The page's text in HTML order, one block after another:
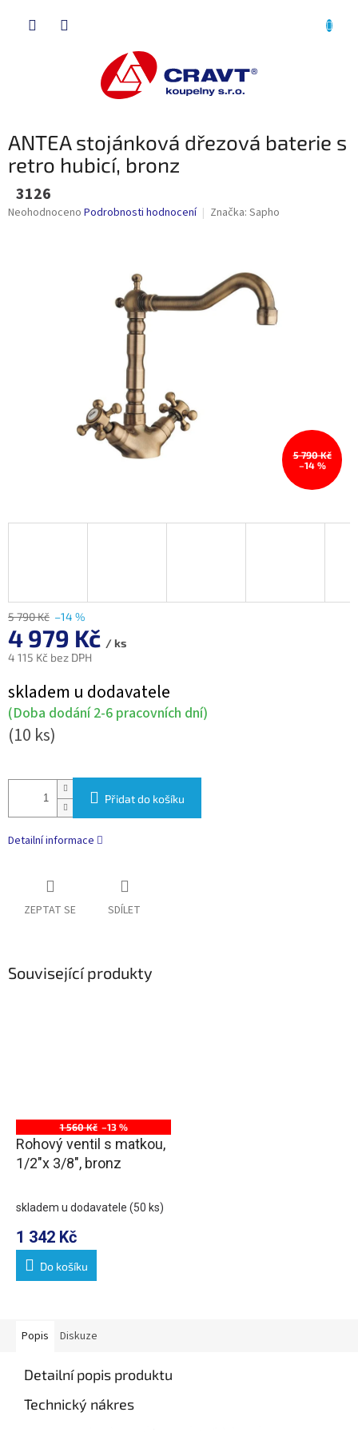
ANTEA stojánková dřezová baterie s
retro hubicí, bronz
3126
Průměrné
Neohodnoceno Podrobnosti hodnocení Značka: Sapho
5 790 Kč
–14 %
5 790 Kč –14 %
4 979 Kč / ks
4 115 Kč bez DPH
cena:
skladem u dodavatele
(Doba dodání 2-6 pracovních dní)
(10 ks)
Přidat do košíku
Detailní informace
ZEPTAT SE SDÍLET
Související produkty
1 560 Kč –13 %
Rohový ventil s matkou,
1/2"x 3/8", bronz
skladem u dodavatele (50 ks)
1 342 Kč
Do košíku
Popis Diskuze
Detailní popis produktu
Technický nákres